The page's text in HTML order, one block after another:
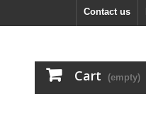
Contact us
Cart (empty)